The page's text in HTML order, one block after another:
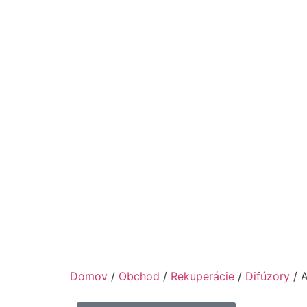
Domov / Obchod / Rekuperácie / Difúzory /